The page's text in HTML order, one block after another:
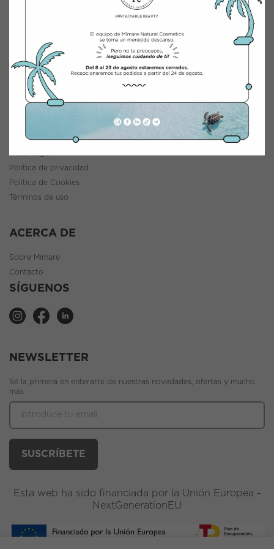
INTEGRACIÓN Y DISTRIBUCIÓN COSMÉTICA
Polígono Industrial Saprelorca, B/111
30817 Lorca (Murcia), España
www.mimarenaturalcosmetics.com
Teléfono:968 47 60 59
INFORMACIÓN
Política de envíos y devoluciones
Política de privacidad
Política de Cookies
Términos de uso
ACERCA DE
Sobre Mimare
Contacto
SÍGUENOS
NEWSLETTER
Sé la primera en enterarte de nuestras novedades, ofertas y mucho
más
Esta web ha sido financiada por la Unión Europea -
NextGenerationEU